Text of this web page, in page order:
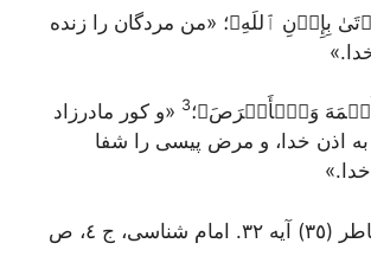
بِإِذۡنِ ٱللَهِ﴾؛ «من مردگان را زنده
وَٱلۡأَبۡرَصَ﴾؛3 «و کور مادرزاد
اذن خدا، و مرض پیسی را شفا
آیه ٣٢. امام شناسی
، ج ٤، ص